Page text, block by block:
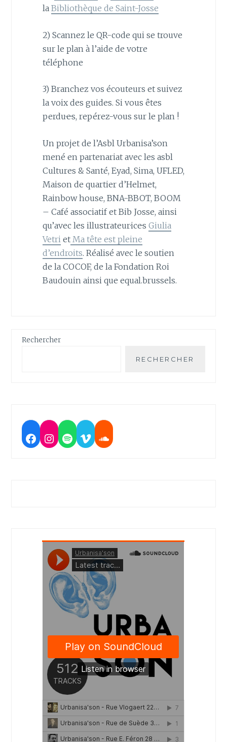
la Bibliothèque de Saint-Josse
2) Scannez le QR-code qui se trouve
sur le plan à l’aide de votre
téléphone
3) Branchez vos écouteurs et suivez
la voix des guides. Si vous êtes
perdu·e·s, repérez-vous sur le plan !
Un projet de l’Asbl Urbanisa’son
mené en partenariat avec les asbl
Cultures & Santé, Eyad, Sima, UFLED,
Maison de quartier d’Helmet,
Rainbow house, BNA-BBOT, BOOM
– Café associatif et Bib Josse, ainsi
qu’avec les illustrateur·ice·s Giulia
Vetri etMa tête est pleine
d’endroits. Réalisé avec le soutien
de la COCOF, de la Fondation Roi
Baudouin ainsi que equal.brussels.
Rechercher
RECHERCHER
Facebook
Instagram
Spotify
VimeoSoundcloud